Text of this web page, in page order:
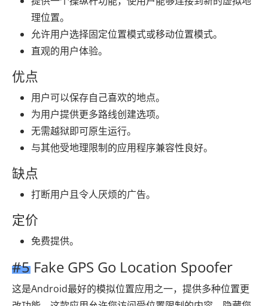
理位置。
允许用户选择固定位置模式或移动位置模式。
直观的用户体验。
优点
用户可以保存自己喜欢的地点。
为用户提供更多路线创建选项。
无需越狱即可原生运行。
与其他受地理限制的应用程序兼容性良好。
缺点
打断用户且令人厌烦的广告。
定价
免费提供。
#5 Fake GPS Go Location Spoofer
这是Android最好的模拟位置应用之一，提供多种位置更